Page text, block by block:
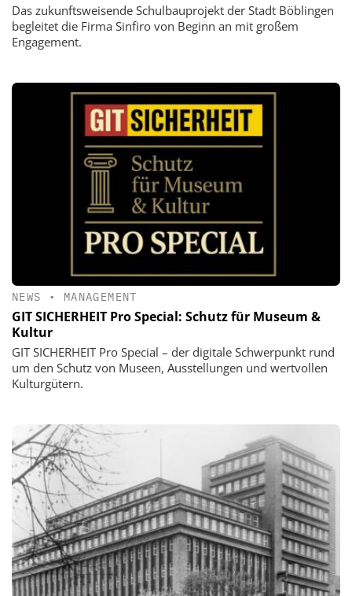
Das zukunftsweisende Schulbauprojekt der Stadt Böblingen
begleitet die Firma Sinfiro von Beginn an mit großem
Engagement.
NEWS • MANAGEMENT
GIT SICHERHEIT Pro Special: Schutz für Museum &
Kultur
GIT SICHERHEIT Pro Special – der digitale Schwerpunkt rund
um den Schutz von Museen, Ausstellungen und wertvollen
Kulturgütern.